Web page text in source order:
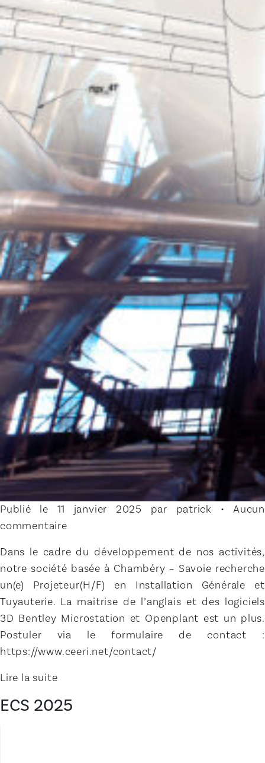
Publié le 11 janvier 2025 par patrick • Aucun
commentaire
Dans le cadre du développement de nos activités,
notre société basée à Chambéry – Savoie recherche
un(e) Projeteur(H/F) en Installation Générale et
Tuyauterie. La maitrise de l’anglais et des logiciels
3D Bentley Microstation et Openplant est un plus.
Postuler via le formulaire de contact :
https://www.ceeri.net/contact/
Lire la suite
ECS 2025